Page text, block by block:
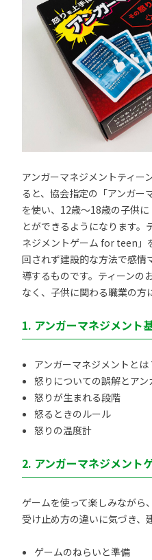
アンガーマネジメントティー
ると、協会指定の「アンガー
を使い、12歳～18歳の子供
とができるようになります。
ネジメントゲーム for teen」
回されず建設的な方法で感情
導するものです。ティーンの
なく、子供に関わる職業の方
1. アンガーマネジメント
アンガーマネジメントとは
怒りについての誤解とア
怒りが生まれる段階
怒るときのルール
怒りの温度計
2. アンガーマネジメン
ゲームを使って楽しみながら
受け止め方の違いに気づき、
ゲームのねらいと準備